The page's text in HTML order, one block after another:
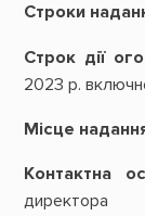
Строки
Строк дії
2023 р.
Місце
Контактна